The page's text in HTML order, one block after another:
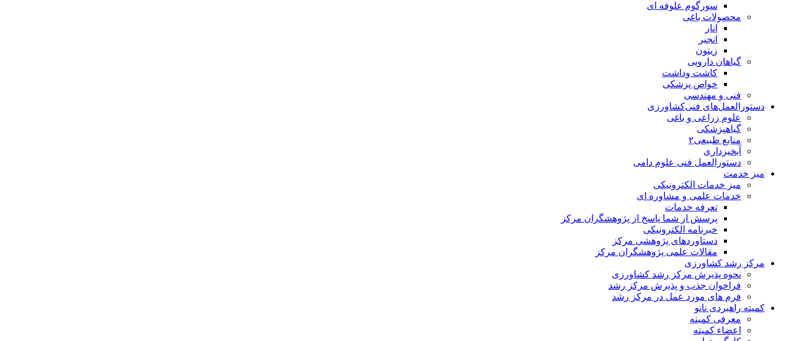
سورگوم علوفه ای
محصولات باغی
انار
انجیر
زیتون
گیاهان دارویی
کاشت وداشت
خواص پزشکی
فنی و مهندسی
دستورالعمل‌های فنی‌کشاورزی
علوم زراعی و باغی
گیاهپزشکی
منابع طبیعی۲
آبخیزداری
دستورالعمل فنی علوم دامی
میز خدمت
میز خدمات الکترونیکی
خدمات علمی و مشاوره ای
تعرفه خدمات
پرسش از شما پاسخ از پژوهشگران مرکز
خبرنامه الکترونیکی
دستاوردهای پژوهشی مرکز
مقالات علمی پژوهشگران مرکز
مرکز رشد کشاورزی
نحوه پذیرش مرکز رشد کشاورزی
فراخوان جذب و پذیرش مرکز رشد
فرم های مورد عمل در مرکز رشد
کمیته راهبردی نانو
معرفی کمیته
اعضاء کمیته